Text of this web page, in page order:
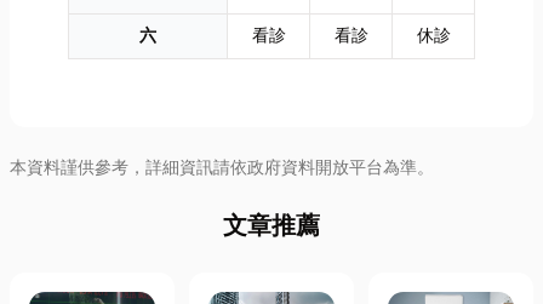
六
看診 看診 休診
本資料謹供參考，詳細資訊請依政府資料開放平台為準。
文章推薦